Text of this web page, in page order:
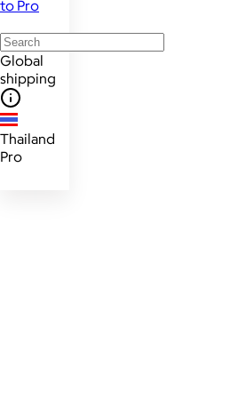
to Pro
Global
shipping
Thailand
Pro